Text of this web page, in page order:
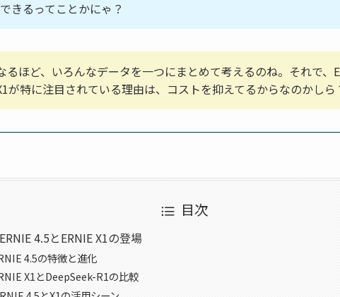
できるってことかにゃ？
るほど、いろんなデータを一つにまとめて考えるのね。それで、
が特に注目されている理由は、コストを抑えてるからなのかしら
目次
4.5とERNIE X1の登場
4.5の特徴と進化
X1とDeepSeek-R1の比較